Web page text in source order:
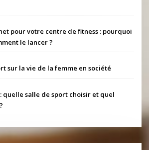
pour votre centre de fitness : pourquoi
le lancer ?
sur la vie de la femme en société
quelle salle de sport choisir et quel